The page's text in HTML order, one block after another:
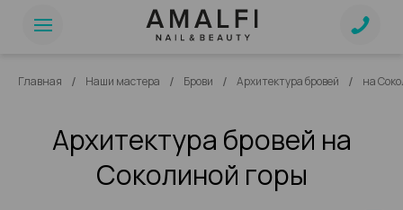
Главная / Наши мастера / Брови / Архитектура бровей / на
Архитектура бровей на
Соколиной горы